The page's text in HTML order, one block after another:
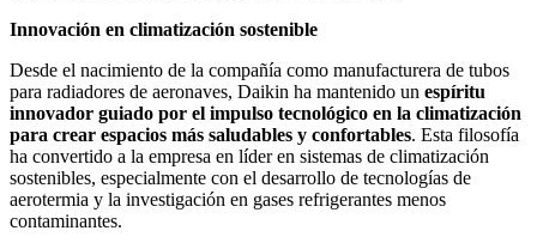
Innovación en climatización sostenible
Desde el nacimiento de la compañía como manufacturera de tubos
para radiadores de aeronaves, Daikin ha mantenido un espíritu
innovador guiado por el impulso tecnológico en la climatización
para crear espacios más saludables y confortables. Esta filosofía
ha convertido a la empresa en líder en sistemas de climatización
sostenibles, especialmente con el desarrollo de tecnologías de
aerotermia y la investigación en gases refrigerantes menos
contaminantes.